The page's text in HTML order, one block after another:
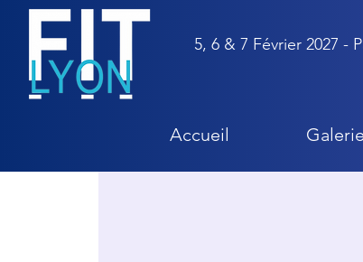
5, 6 & 7 Février 2027 -
Accueil Galerie